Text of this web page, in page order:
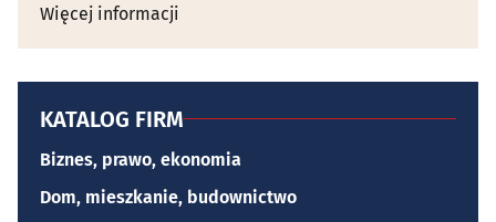
Więcej informacji
KATALOG FIRM
Biznes, prawo, ekonomia
Dom, mieszkanie, budownictwo